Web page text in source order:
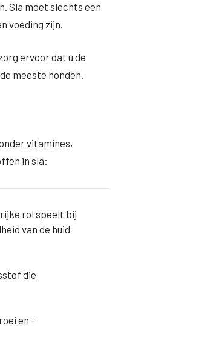
Sla moet slechts een
voeding zijn.
ervoor dat u de
meeste honden.
vitamines,
in sla:
rol speelt bij
van de huid
die
en -